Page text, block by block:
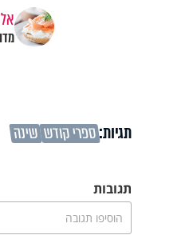
תגיות:ספרי קודש שינה
תגובות
הוסיפו תגובה